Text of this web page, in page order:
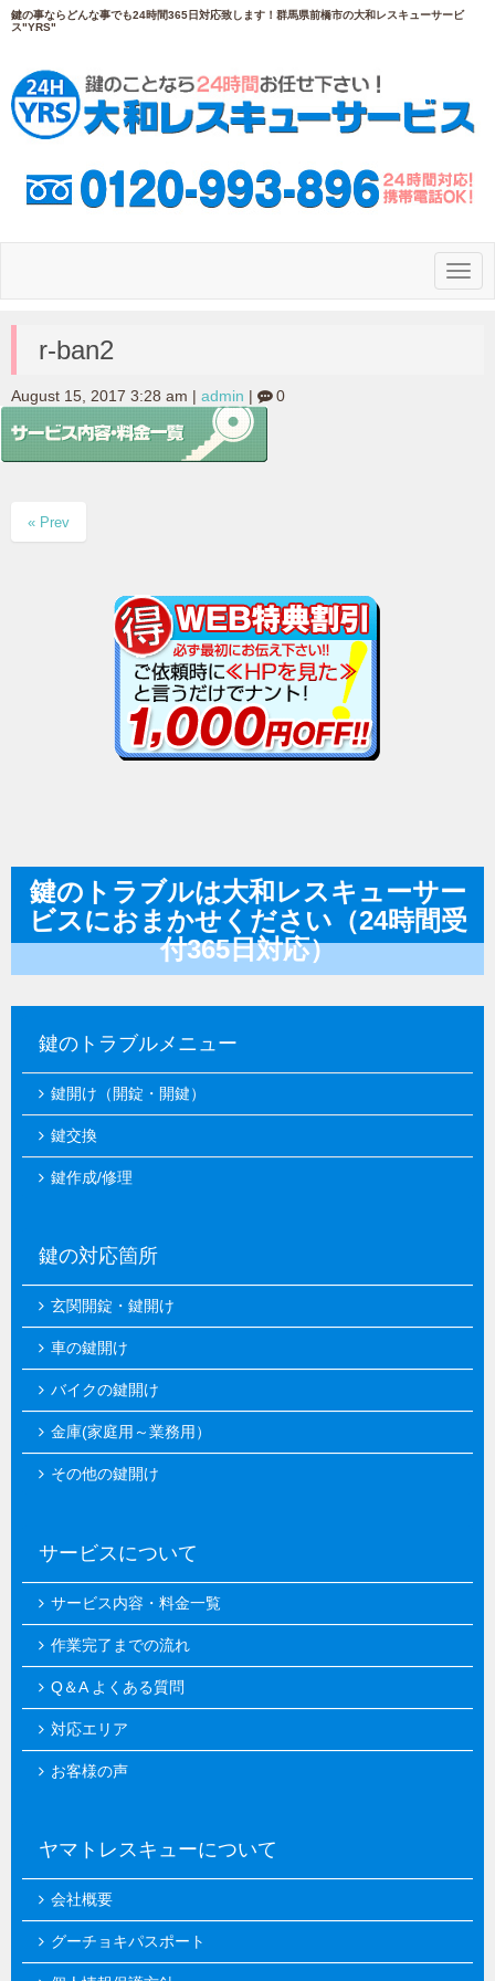
鍵の事ならどんな事でも24時間365日対応致します！群馬県前橋市の大和レスキューサービ
ス"YRS"
N
a
r-ban2
August 15, 2017 3:28 am admin 0
« Prev
鍵のトラブルは大和レスキューサー
ビスにおまかせください（24時間受
付365日対応）
鍵のトラブルメニュー
鍵開け（開錠・開鍵）
鍵交換
鍵作成/修理
鍵の対応箇所
玄関開錠・鍵開け
車の鍵開け
バイクの鍵開け
金庫(家庭用～業務用）
その他の鍵開け
サービスについて
サービス内容・料金一覧
作業完了までの流れ
Q＆A よくある質問
対応エリア
お客様の声
ヤマトレスキューについて
会社概要
グーチョキパスポート